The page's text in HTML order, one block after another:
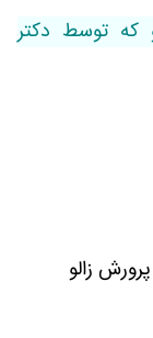
که توسط دکتر
زالو